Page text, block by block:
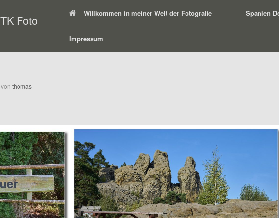
TK Foto Willkommen in meiner Welt der Fotografie Spanien
Impressum
von thomas